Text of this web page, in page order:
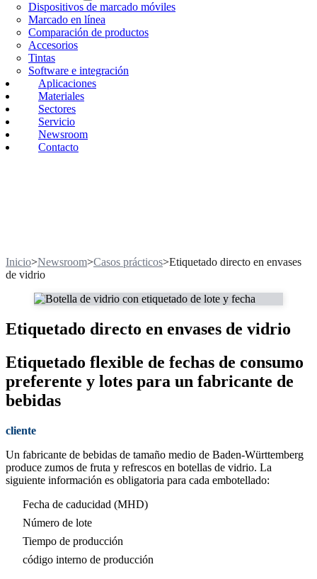
Dispositivos de marcado móviles
Marcado en línea
Comparación de productos
Accesorios
Tintas
Software e integración
Aplicaciones
Materiales
Sectores
Servicio
Newsroom
Contacto
Inicio>Newsroom>Casos prácticos>Etiquetado directo en envases
de vidrio
Etiquetado directo en envases de vidrio
Etiquetado flexible de fechas de consumo
preferente y lotes para un fabricante de
bebidas
cliente
Un fabricante de bebidas de tamaño medio de Baden-Württemberg
produce zumos de fruta y refrescos en botellas de vidrio. La
siguiente información es obligatoria para cada embotellado:
Fecha de caducidad (MHD)
Número de lote
Tiempo de producción
código interno de producción